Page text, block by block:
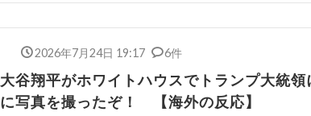
2026年7月24日 19:17 6件
大谷翔平がホワイトハウスでトランプ大統
に写真を撮ったぞ！ 【海外の反応】